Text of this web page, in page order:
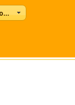
Tutte le categorie